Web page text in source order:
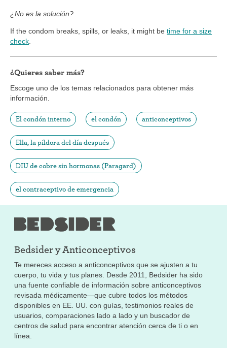
¿No es la solución?
If the condom breaks, spills, or leaks, it might be time for a size
check
¿Quieres saber más?
Escoge uno de los temas relacionados para obtener más
información.
El condón interno el condón anticonceptivos
Ella, la píldora del día después
DIU de cobre sin hormonas (Paragard)
el contraceptivo de emergencia
Bedsider yAnticonceptivos
Te mereces acceso a anticonceptivos que se ajusten a tu
cuerpo, tu vida y tus planes. Desde 2011, Bedsider ha sido
una fuente confiable de información sobre anticonceptivos
revisada médicamente—que cubre todos los métodos
disponibles en EE. UU. con guías, testimonios reales de
usuarios, comparaciones lado a lado y un buscador de
centros de salud para encontrar atención cerca de ti o en
línea.